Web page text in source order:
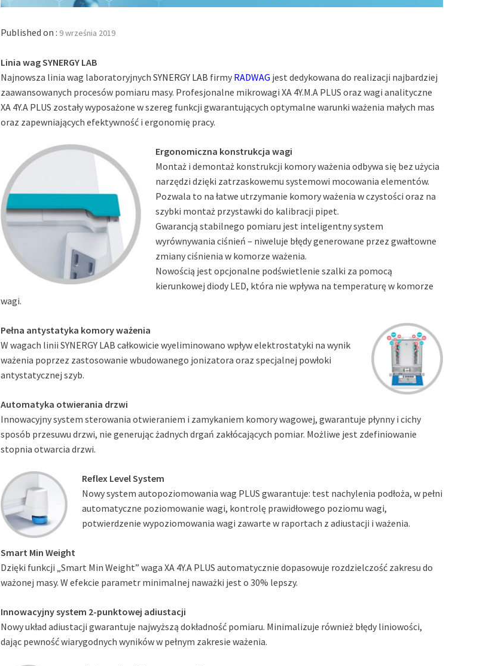
Published on : 9 września 2019
Linia wag SYNERGY LAB
Najnowsza linia wag laboratoryjnychSYNERGY LAB firmy RADWAG jest dedykowana do realizacji najbardziej
zaawansowanych procesów pomiaru masy. Profesjonalne mikrowagi XA 4Y.M.A PLUS oraz wagi analityczne
XA 4Y.A PLUS zostały wyposażone w szereg funkcji gwarantujących optymalne warunki ważenia małych mas
oraz zapewniających efektywność i ergonomię pracy.
Ergonomiczna konstrukcja wagi
Montaż i demontaż konstrukcji komory ważenia odbywa się bez użycia
narzędzi dzięki zatrzaskowemu systemowi mocowania elementów.
Pozwala to na łatwe utrzymanie komory ważenia w czystości oraz na
szybki montaż przystawki do kalibracji pipet.
Gwarancją stabilnego pomiaru jest inteligentny system
wyrównywania ciśnień – niweluje błędy generowane przez gwałtowne
zmiany ciśnienia w komorze ważenia.
Nowością jest opcjonalne podświetlenie szalki za pomocą
kierunkowej diody LED, która nie wpływa na temperaturę w komorze
wagi.
Pełna antystatyka komory ważenia
W wagach linii SYNERGY LAB całkowicie wyeliminowano wpływ elektrostatyki na wynik
ważenia poprzez zastosowanie wbudowanego jonizatora oraz specjalnej powłoki
antystatycznej szyb.
Automatyka otwierania drzwi
Innowacyjny system sterowania otwieraniem i zamykaniem komory wagowej, gwarantuje płynny i cichy
sposób przesuwu drzwi, nie generując żadnych drgań zakłócających pomiar. Możliwe jest zdefiniowanie
stopnia otwarcia drzwi.
Reflex Level System
Nowy system autopoziomowania wag PLUS gwarantuje: test nachylenia podłoża, w pełni
automatyczne poziomowanie wagi, kontrolę prawidłowego poziomu wagi,
potwierdzenie wypoziomowania wagi zawarte w raportach z adiustacji i ważenia.
Smart Min Weight
Dzięki funkcji „Smart Min Weight” waga XA 4Y.A PLUS automatycznie dopasowuje rozdzielczość zakresu do
ważonej masy. W efekcie parametr minimalnej naważki jest o 30% lepszy.
Innowacyjny system 2-punktowej adiustacji
Nowy układ adiustacji gwarantuje najwyższą dokładność pomiaru. Minimalizuje również błędy liniowości,
dając pewność wiarygodnych wyników w pełnym zakresie ważenia.